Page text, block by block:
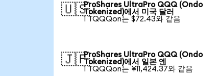
🇺🇸ProShares UltraPro QQQ (Ondo
Tokenized)에서 미국 달러
1 TQQQon는 $72.43와 같음
🇯🇵ProShares UltraPro QQQ (Ondo
Tokenized)에서 일본 엔
1 TQQQon는 ¥11,424.37와 같음